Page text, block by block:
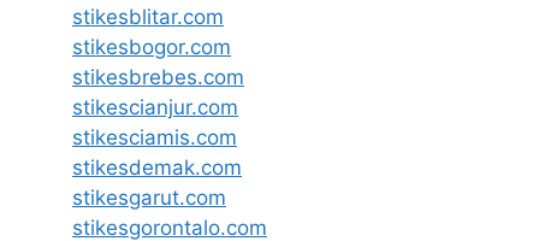
stikesblitar.com
stikesbogor.com
stikesbrebes.com
stikescianjur.com
stikesciamis.com
stikesdemak.com
stikesgarut.com
stikesgorontalo.com